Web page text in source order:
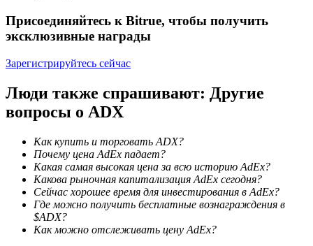
Присоединяйтесь к Bitrue, чтобы получить
эксклюзивные награды
Зарегистрируйтесь сейчас
Люди также спрашивают: Другие
вопросы о ADX
Как купить и торговать ADX?
Почему цена AdEx падает?
Какая самая высокая цена за всю историю AdEx?
Какова рыночная капитализация AdEx сегодня?
Сейчас хорошее время для инвестирования в AdEx?
Где можно получить бесплатные вознаграждения в
$ADX?
Как можно отслеживать цену AdEx?